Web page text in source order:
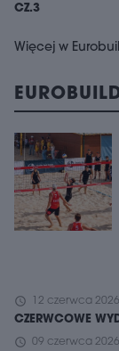
CZ.3
Więcej w
schedule 12 czerwca 2026
CZERWCOWE
schedule 09 czerwca 2026